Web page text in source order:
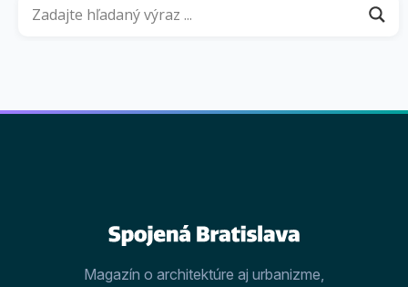
Magazín o architektúre aj urbanizme,